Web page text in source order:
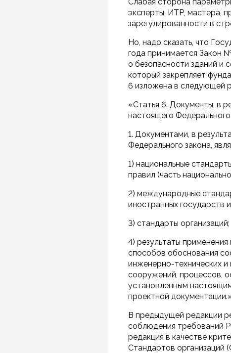
эксперты, ИТР, мастера,
зарегулированности в
Но, надо сказать, что
года принимается Закон
о безопасности зданий и
который закрепляет
6 изложена в следующей
«Статья 6. Документы, в
настоящего
1. Документами, в
Федерального закона,
1) национальные
правил (часть
2) международные
иностранных государств
3) стандарты организаций;
4) результаты
способов обоснования
инженерно-технических
сооружений, процессов,
установленным
проектной
В предыдущей редакции
соблюдения требований
редакция в качестве
Стандартов организаций